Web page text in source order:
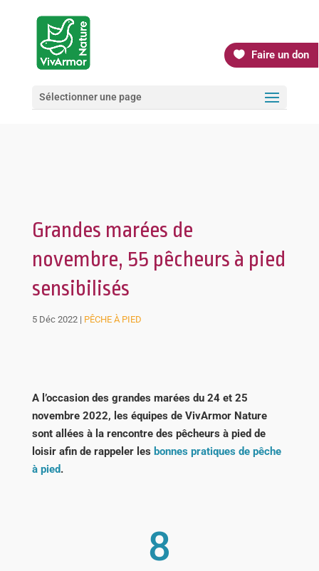
Faire un don
Sélectionner une page
Grandes marées de
novembre, 55 pêcheurs à pied
sensibilisés
5 Déc 2022| PÊCHE À PIED
A l’occasion des grandes marées du 24 et 25
novembre 2022, les équipes de VivArmor Nature
sont allées à la rencontre des pêcheurs à pied de
loisir afin de rappeler les bonnes pratiques de pêche
à pied.
8